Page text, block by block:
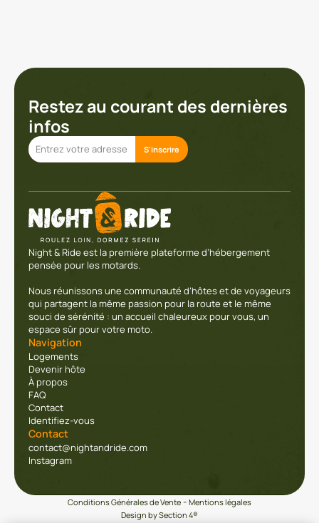
Restez au courant des dernières
infos
S'inscrire
Night & Ride est la première plateforme d’hébergement
pensée pour les motards.
Nous réunissons une communauté d’hôtes et de voyageurs
qui partagent la même passion pour la route et le même
souci de sérénité : un accueil chaleureux pour vous, un
espace sûr pour votre moto.
Navigation
Logements
Devenir hôte
À propos
FAQ
Contact
Identifiez-vous
Contact
contact@nightandride.com
Instagram
Conditions Générales de Vente - Mentions légales
Design by Section 4®